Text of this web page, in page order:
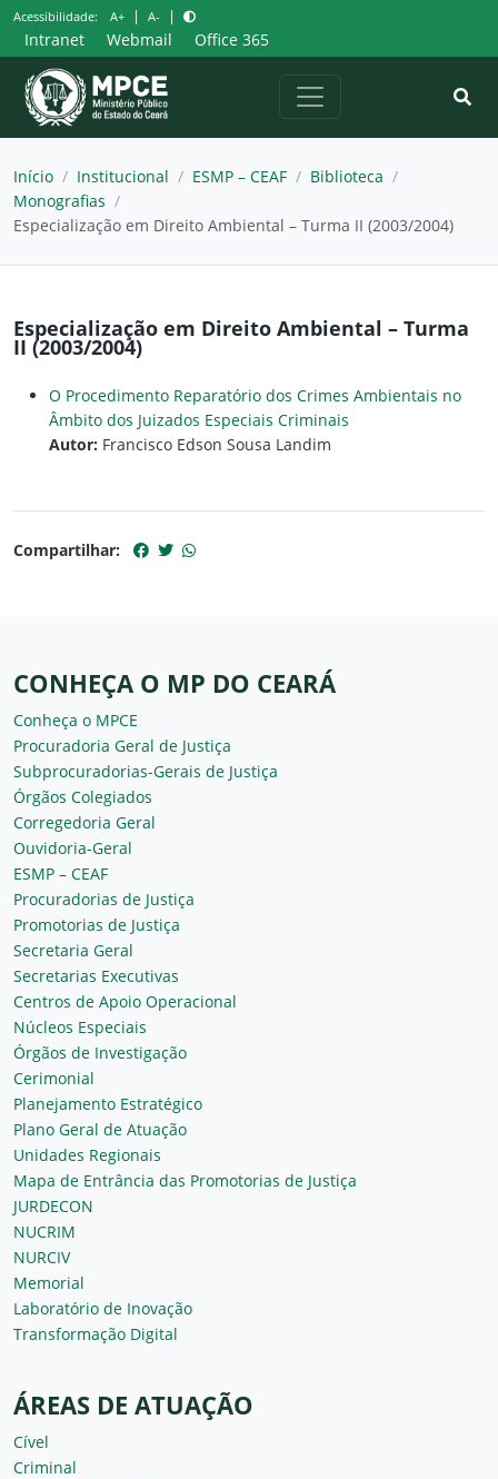
Pular
para
o
conteúdo
Acessibilidade: A+ | A- |
Intranet Webmail Office 365
Início / Institucional / ESMP – CEAF / Biblioteca /
Monografias /
Especialização em Direito Ambiental – Turma II (2003/2004)
Especialização em Direito Ambiental – Turma
II (2003/2004)
O Procedimento Reparatório dos Crimes Ambientais no
Âmbito dos Juizados Especiais Criminais
Autor: Francisco Edson Sousa Landim
Compartilhar:
CONHEÇA O MP DO CEARÁ
Conheça o MPCE
Procuradoria Geral de Justiça
Subprocuradorias-Gerais de Justiça
Órgãos Colegiados
Corregedoria Geral
Ouvidoria-Geral
ESMP – CEAF
Procuradorias de Justiça
Promotorias de Justiça
Secretaria Geral
Secretarias Executivas
Centros de Apoio Operacional
Núcleos Especiais
Órgãos de Investigação
Cerimonial
Planejamento Estratégico
Plano Geral de Atuação
Unidades Regionais
Mapa de Entrância das Promotorias de Justiça
JURDECON
NUCRIM
NURCIV
Memorial
Laboratório de Inovação
Transformação Digital
ÁREAS DE ATUAÇÃO
Cível
Criminal